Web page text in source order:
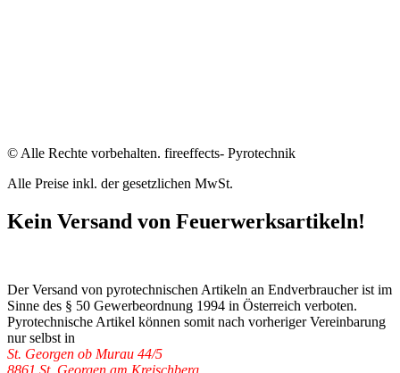
© Alle Rechte vorbehalten. fireeffects- Pyrotechnik
Alle Preise inkl. der gesetzlichen MwSt.
Kein Versand von Feuerwerksartikeln!
Der Versand von pyrotechnischen Artikeln an Endverbraucher ist im
Sinne des § 50 Gewerbeordnung 1994 in Österreich verboten.
Pyrotechnische Artikel können somit nach vorheriger Vereinbarung
nur selbst in
St. Georgen ob Murau 44/5